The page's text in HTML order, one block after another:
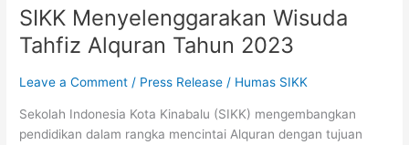
SIKK Menyelenggarakan Wisuda
Tahfiz Alquran Tahun 2023
Leave a Comment / Press Release / Humas SIKK
Sekolah Indonesia Kota Kinabalu (SIKK) mengembangkan
pendidikan dalam rangka mencintai Alquran dengan tujuan
Wisuda
Tahfiz
Alquran
Tahun